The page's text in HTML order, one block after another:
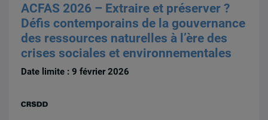
ACFAS 2026 – Extraire et préserver ?
Défis contemporains de la gouvernance
des ressources naturelles à l’ère des
crises sociales et environnementales
Date limite : 9 février 2026